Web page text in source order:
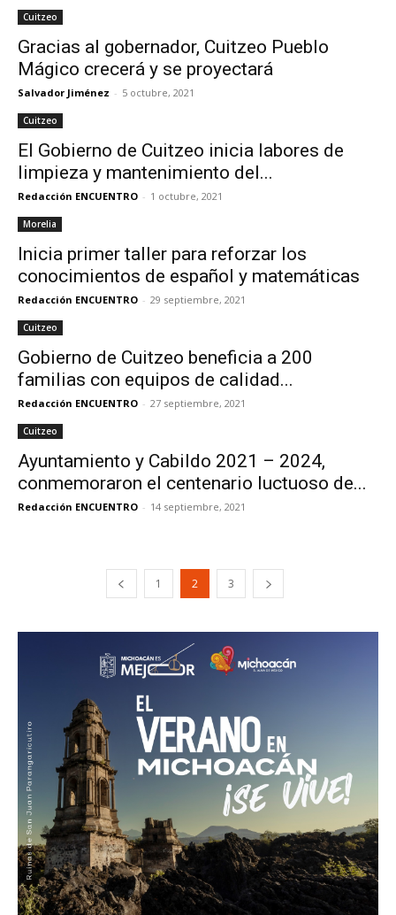
Cuitzeo
Gracias al gobernador, Cuitzeo Pueblo
Mágico crecerá y se proyectará
Salvador Jiménez - 5 octubre, 2021
Cuitzeo
El Gobierno de Cuitzeo inicia labores de
limpieza y mantenimiento del...
Redacción ENCUENTRO - 1 octubre, 2021
Morelia
Inicia primer taller para reforzar los
conocimientos de español y matemáticas
Redacción ENCUENTRO - 29 septiembre, 2021
Cuitzeo
Gobierno de Cuitzeo beneficia a 200
familias con equipos de calidad...
Redacción ENCUENTRO - 27 septiembre, 2021
Cuitzeo
Ayuntamiento y Cabildo 2021 – 2024,
conmemoraron el centenario luctuoso de...
Redacción ENCUENTRO - 14 septiembre, 2021
1 2 3